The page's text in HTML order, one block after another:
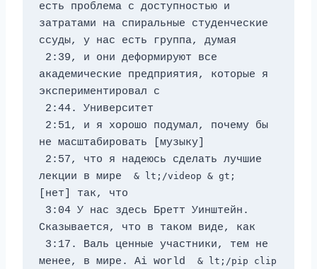
есть проблема с доступностью и
затратами на спиральные студенческие
ссуды, у нас есть группа, думая
академические предприятия, которые я
экспериментировал с
2:44. Университет
не масштабировать [музыку]
лекции в мире
[нет] так, что
Сказывается, что в таком виде, как
менее, в мире. Ai world
& lt;/pip clip